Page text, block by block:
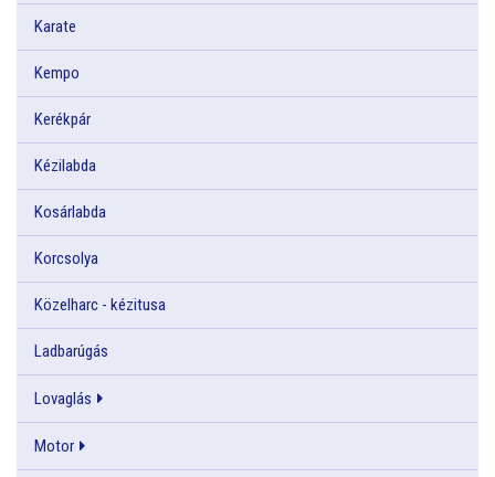
Karate
Kempo
Kerékpár
Kézilabda
Kosárlabda
Korcsolya
Közelharc - kézitusa
Ladbarúgás
Lovaglás
Motor